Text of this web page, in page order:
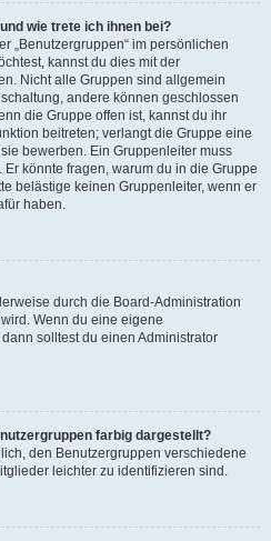
wie trete ich ihnen bei?
„Benutzergruppen“ im persönlichen
kannst du dies mit der
Nicht alle Gruppen sind allgemein
andere können geschlossen
die Gruppe offen ist, kannst du ihr
beitreten; verlangt die Gruppe eine
bewerben. Ein Gruppenleiter muss
könnte fragen, warum du in die Gruppe
belästige keinen Gruppenleiter, wenn er
haben.
durch die Board-Administration
Wenn du eine eigene
solltest du einen Administrator
farbig dargestellt?
den Benutzergruppen verschiedene
leichter zu identifizieren sind.